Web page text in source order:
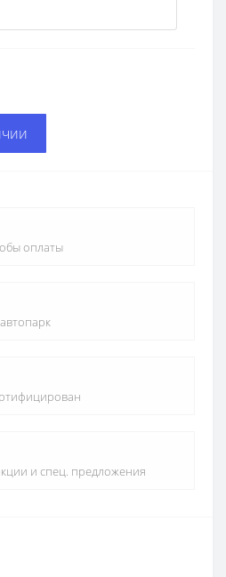
оплаты
и спец. предложения